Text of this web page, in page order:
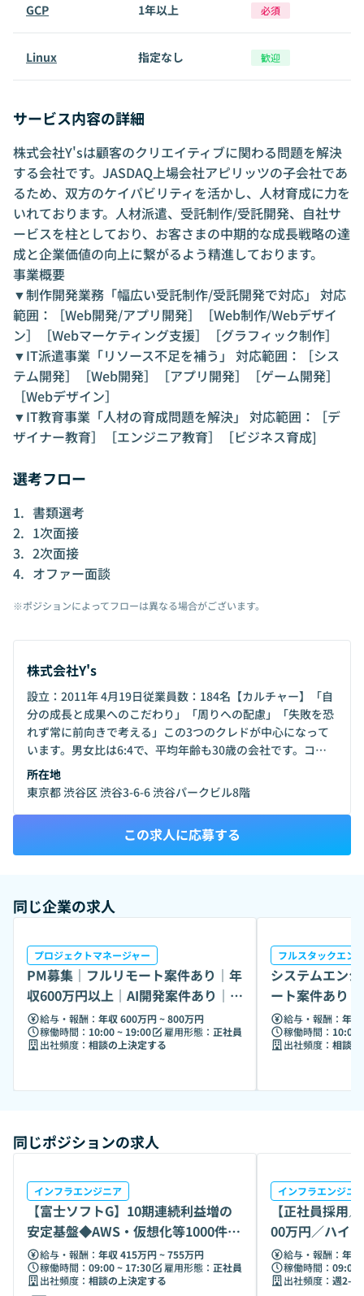
GCP 1年以上 必須
Linux 指定なし 歓迎
サービス内容の詳細
株式会社Y'sは顧客のクリエイティブに関わる問題を解決
する会社です。JASDAQ上場会社アピリッツの子会社であ
るため、双方のケイパビリティを活かし、人材育成に力を
いれております。人材派遣、受託制作/受託開発、自社サ
ービスを柱としており、お客さまの中期的な成長戦略の達
成と企業価値の向上に繋がるよう精進しております。
事業概要
▼制作開発業務「幅広い受託制作/受託開発で対応」 対応
範囲：［Web開発/アプリ開発］［Web制作/Webデザイ
ン］［Webマーケティング支援］［グラフィック制作］
▼IT派遣事業「リソース不足を補う」 対応範囲：［シス
テム開発］［Web開発］［アプリ開発］［ゲーム開発］
［Webデザイン］
▼IT教育事業「人材の育成問題を解決」 対応範囲：［デ
ザイナー教育］［エンジニア教育］［ビジネス育成]
選考フロー
書類選考
1次面接
2次面接
オファー面談
※ポジションによってフローは異なる場合がございます。
株式会社Y's
設立：2011年 4月19日従業員数：184名【カルチャー】「自
分の成長と成果へのこだわり」「周りへの配慮」「失敗を恐
れず常に前向きで考える」この3つのクレドが中心になって
います。男女比は6:4で、平均年齢も30歳の会社です。コミ
ュニケーションはとても活発、雰囲気は常にワイワイしてい
ます。未経験者からクリエイターになったメンバーも多く、
バックグラウンドは様々。常に新しく良いシナジーが生まれ
を作ることで一人ひとりの強みを伸ばします。そして、これ
から目指す形は、全員プロフェッショナル。一人一人が頭を
【仕事の環境】Y'sは「リモートワーク」を推奨しています。
教育が必要なメンバーに関しては出社する場合があります）
【教育体制】「ピカトレ」という独自の研修システムがあり
ます。他のメンバーがどのようなスキルを持っているのか体
験したり、キャリアステップを構築する中で学ぶべきスキル
が明確化され、必要なスキルを身につけスキルアップをして
いただくことができます。またマーケティング研修やRuby
研修、AI勉強会など様々な研修や勉強会があり、ご自由にご
ョンを図る」という目的を持ち、イベント開催をしていま
コミュニケーションをとっています。
所在地
東京都 渋谷区 渋谷3-6-6 渋谷パークビル8階
この求人に応募する
同じ企業の求人
プロジェクトマネージャー
PM募集｜フルリモート案件あり｜年
収600万円以上｜AI開発案件あり｜地
方応募可
給与・報酬： 年収 600万円 ~ 800万円
稼働時間： 10:00 ~ 19:00 雇用形態： 正社員
出社頻度： 相談の上決定する
フルスタックエン
システムエン
ート案件あり
発案件あり
給与・報酬： 年
稼働時間： 10:00
出社頻度： 相談
同じポジションの求人
インフラエンジニア
【富士ソフトG】10期連続利益増の
安定基盤◆AWS・仮想化等1000件か
ら選択
給与・報酬： 年収 415万円 ~ 755万円
稼働時間： 09:00 ~ 17:30 雇用形態： 正社員
出社頻度： 相談の上決定する
インフラエンジニ
【正社員採用
00万円／ハイ
ウドPJ推進
給与・報酬： 年
稼働時間： 09:00
出社頻度： 週2-3